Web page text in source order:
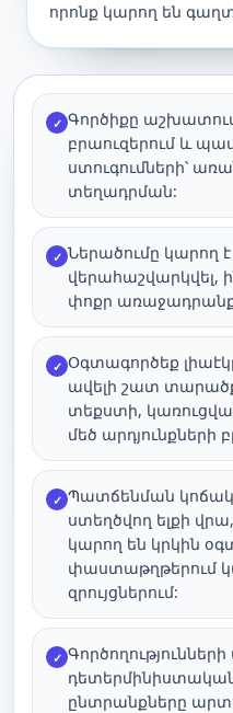
որոնք կարող են
✓ Գործիքը
բրաուզերում և
ստուգումների՝
տեղադրման:
✓ Ներածումը կարող
վերահաշվարկվել,
փոքր
✓ Օգտագործեք
ավելի շատ
տեքստի,
մեծ արդյունքների
✓ Պատճենման
ստեղծվող ելքի
կարող են կրկին
փաստաթղթերում
զրույցներում:
✓
դետերմինիստական
ընտրանքները